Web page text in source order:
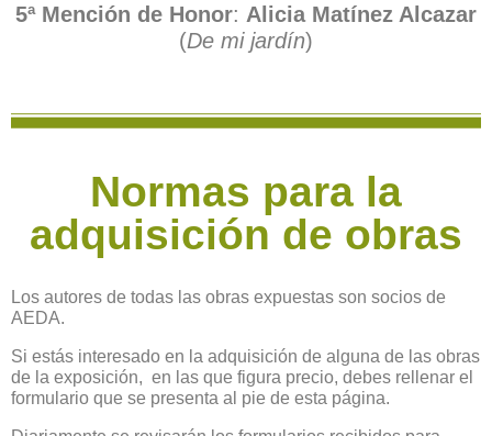
5ª Mención de Honor: Alicia Matínez Alcazar
(De mi jardín)
Normas para la
adquisición de obras
Los autores de todas las obras expuestas son socios de
AEDA.
Si estás interesado en la adquisición de alguna de las obras
de la exposición, en las que figura precio, debes rellenar el
formulario que se presenta al pie de esta página.